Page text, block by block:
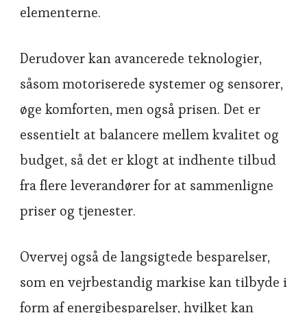
elementerne.
Derudover kan avancerede teknologier,
såsom motoriserede systemer og sensorer,
øge komforten, men også prisen. Det er
essentielt at balancere mellem kvalitet og
budget, så det er klogt at indhente tilbud
fra flere leverandører for at sammenligne
priser og tjenester.
Overvej også de langsigtede besparelser,
som en vejrbestandig markise kan tilbyde i
form af energibesparelser, hvilket kan